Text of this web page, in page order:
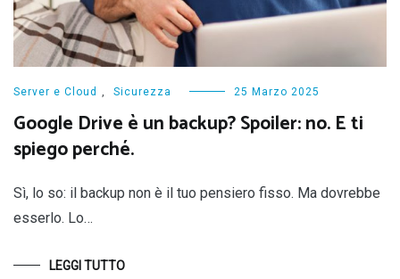
Server e Cloud , Sicurezza 25 Marzo 2025
Google Drive è un backup? Spoiler: no. E ti
spiego perché.
Sì, lo so: il backup non è il tuo pensiero fisso. Ma dovrebbe
esserlo. Lo…
LEGGI TUTTO